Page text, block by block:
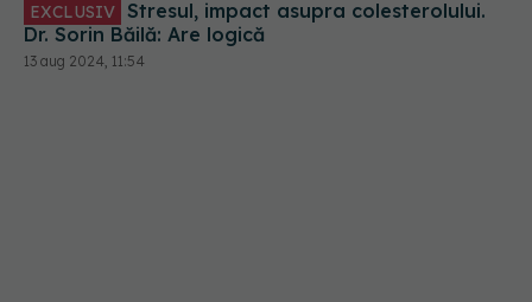
EXCLUSIV
Dr. Sorin Băilă: Are logică
13 aug 2024, 11:54